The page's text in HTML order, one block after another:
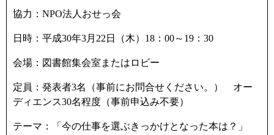
協力：NPO法人おせっ会
日時：平成30年3月22日（木）18：00～19：30
会場：図書館集会室またはロビー
定員：発表者3名（事前にお問合せください。） オー
ディエンス30名程度（事前申込み不要）
テーマ：「今の仕事を選ぶきっかけとなった本は？」